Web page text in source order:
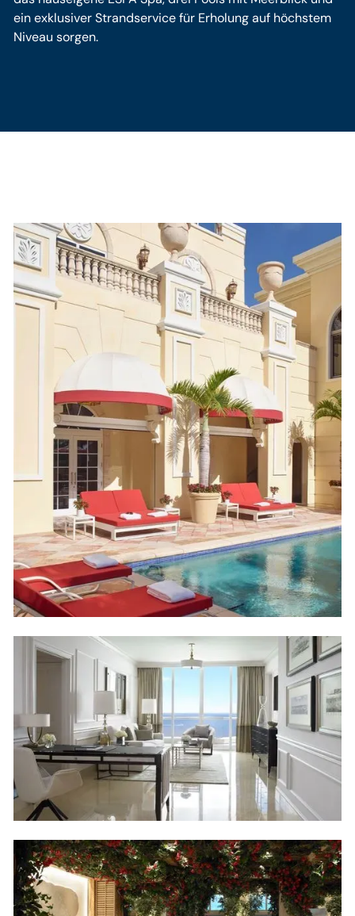
ein exklusiver Strandservice für Erholung auf höchstem
Niveau sorgen.